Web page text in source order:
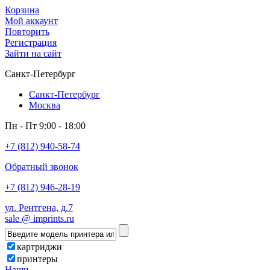
Корзина
Мой аккаунт
Повторить
Регистрация
Зайти на сайт
Санкт-Петербург
Санкт-Петербург
Москва
Пн - Пт 9:00 - 18:00
+7 (812) 940-58-74
Обратный звонок
+7 (812) 946-28-19
ул. Рентгена, д.7
sale @ imprints.ru
картриджи
принтеры